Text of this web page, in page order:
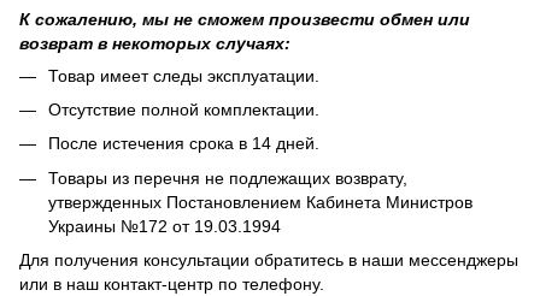
К сожалению, мы не сможем произвести обмен или
возврат в некоторых случаях:
Товар имеет следы эксплуатации.
Отсутствие полной комплектации.
После истечения срока в 14 дней.
Товары из перечня не подлежащих возврату,
утвержденных Постановлением Кабинета Министров
Украины №172 от 19.03.1994
Для получения консультации обратитесь в наши мессенджеры
или в наш контакт-центр по телефону.